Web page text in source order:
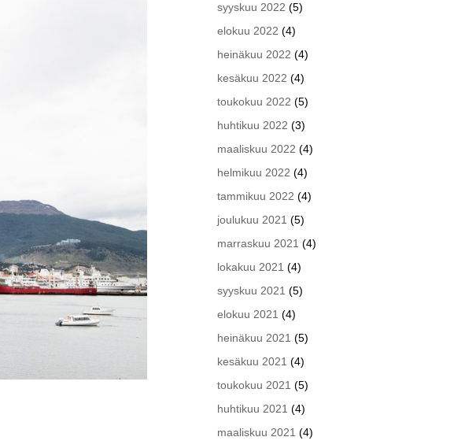
syyskuu 2022 (5)
elokuu 2022 (4)
heinäkuu 2022 (4)
kesäkuu 2022 (4)
toukokuu 2022 (5)
huhtikuu 2022 (3)
maaliskuu 2022 (4)
helmikuu 2022 (4)
tammikuu 2022 (4)
joulukuu 2021 (5)
marraskuu 2021 (4)
lokakuu 2021 (4)
syyskuu 2021 (5)
elokuu 2021 (4)
heinäkuu 2021 (5)
kesäkuu 2021 (4)
toukokuu 2021 (5)
huhtikuu 2021 (4)
maaliskuu 2021 (4)